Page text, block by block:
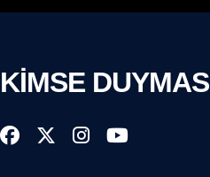
KİMSE